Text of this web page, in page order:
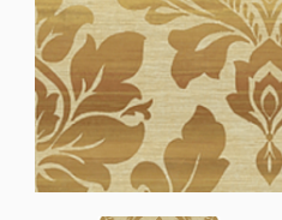
Москва (сменить
Заказать